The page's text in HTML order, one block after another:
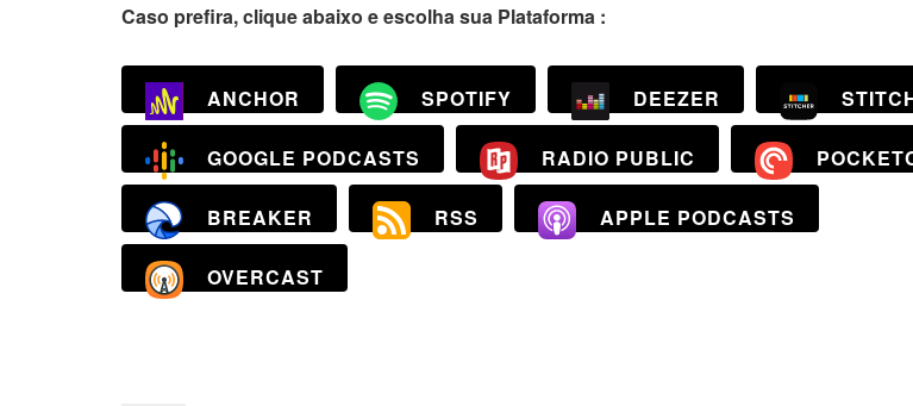
Caso prefira, clique abaixo e escolha sua Plataforma :
ANCHOR SPOTIFY DEEZER
GOOGLE PODCASTS RADIO PUBLIC
BREAKER RSS APPLE PODCASTS
OVERCAST